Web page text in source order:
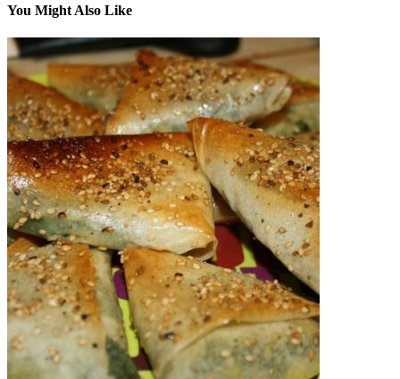
You Might Also Like